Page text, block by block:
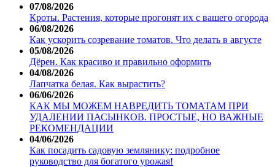
07/08/2026
Кроты. Растения, которые прогонят их с вашего огорода
06/08/2026
Как ускорить созревание томатов. Что делать в августе
05/08/2026
Дёрен. Как красиво и правильно оформить
04/08/2026
Лапчатка белая. Как вырастить?
06/06/2026
КАК МЫ МОЖЕМ НАВРЕДИТЬ ТОМАТАМ ПРИ
УДАЛЕНИИ ПАСЫНКОВ. ПРОСТЫЕ, НО ВАЖНЫЕ
РЕКОМЕНДАЦИИ
04/06/2026
Как посадить садовую землянику: подробное
руководство для богатого урожая!